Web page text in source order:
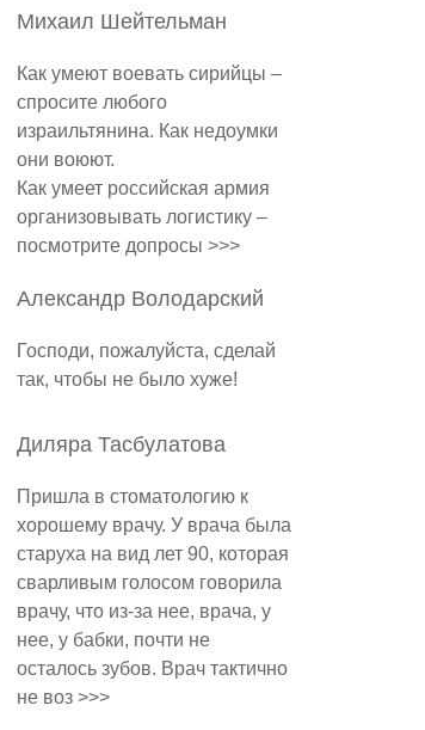
Михаил Шейтельман
Как умеют воевать сирийцы –
спросите любого
израильтянина. Как недоумки
они воюют.
Как умеет российская армия
организовывать логистику –
посмотрите допросы >>>
Александр Володарский
Господи, пожалуйста, сделай
так, чтобы не было хуже!
Диляра Тасбулатова
Пришла в стоматологию к
хорошему врачу. У врача была
старуха на вид лет 90, которая
сварливым голосом говорила
врачу, что из-за нее, врача, у
нее, у бабки, почти не
осталось зубов. Врач тактично
не воз >>>